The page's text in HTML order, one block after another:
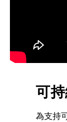
可
為支持